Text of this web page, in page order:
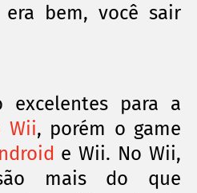
bem, você sair
excelentes para a
Wii, porém o game
e Wii. No Wii,
mais do que